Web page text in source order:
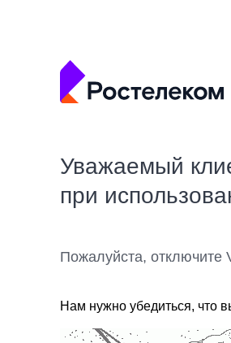
Уважаемый
при
Пожалуйста, отключите
Нам нужно убедиться, что